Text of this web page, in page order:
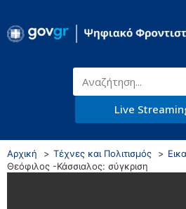
Live
Αρχική Τέχνες και Πολιτισμός
Θεόφιλος -Κάσσιαλος: σύγκριση